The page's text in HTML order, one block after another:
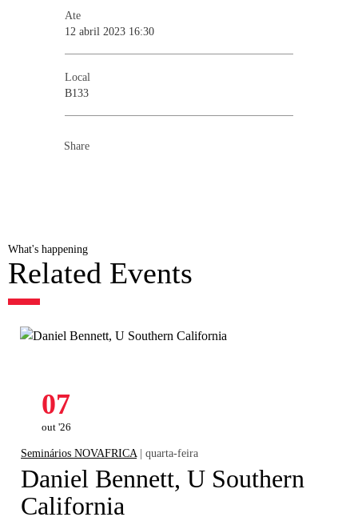
Ate
12 abril 2023 16:30
Local
B133
Share
What's happening
Related Events
07
out '26
Seminários NOVAFRICA | quarta-feira
Daniel Bennett, U Southern
California